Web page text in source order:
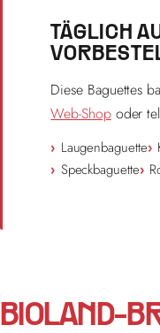
TÄGLICH
Diese Baguettes
Web-Shopoder
Laugenbaguette
Speckbaguette
BIOLAND-